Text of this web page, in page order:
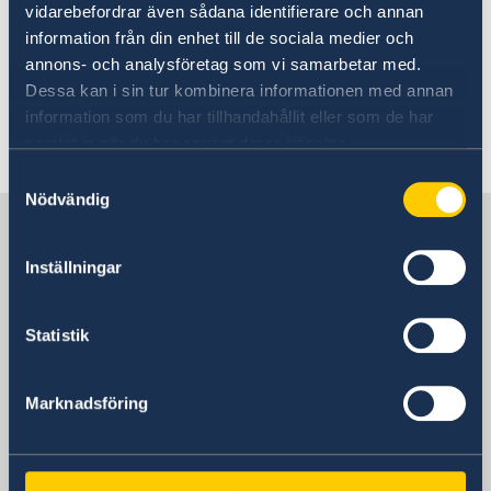
vidarebefordrar även sådana identifierare och annan
information från din enhet till de sociala medier och
annons- och analysföretag som vi samarbetar med.
Dessa kan i sin tur kombinera informationen med annan
information som du har tillhandahållit eller som de har
Nödvändig
Inställningar
Statistik
Marknadsföring
Uppehållstillstånd eller personbevis
Mer information
Passinformation från Polisen i Sverige
Läs
mer om att ansöka om pass/ID-kort i Sverige
Senast uppdaterad 14 aug. 2024, 12.28
Svenska konsulat